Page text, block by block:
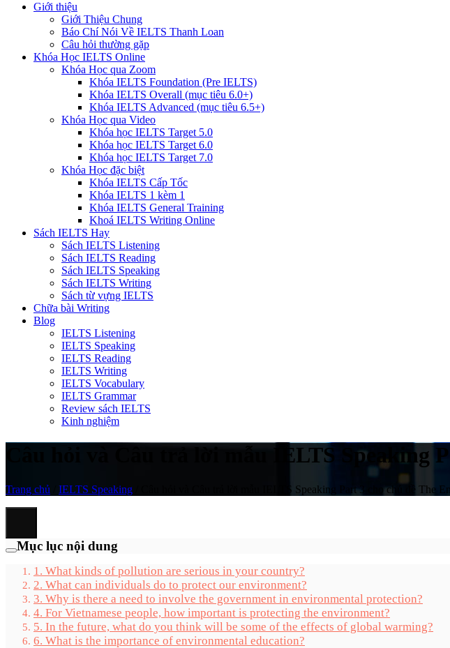
Giới thiệu
Giới Thiệu Chung
Báo Chí Nói Về IELTS Thanh Loan
Câu hỏi thường gặp
Khóa Học IELTS Online
Khóa Học qua Zoom
Khóa IELTS Foundation (Pre IELTS)
Khóa IELTS Overall (mục tiêu 6.0+)
Khóa IELTS Advanced (mục tiêu 6.5+)
Khóa Học qua Video
Khóa học IELTS Target 5.0
Khóa học IELTS Target 6.0
Khóa học IELTS Target 7.0
Khóa Học đặc biệt
Khóa IELTS Cấp Tốc
Khóa IELTS 1 kèm 1
Khóa IELTS General Training
Khoá IELTS Writing Online
Sách IELTS Hay
Sách IELTS Listening
Sách IELTS Reading
Sách IELTS Speaking
Sách IELTS Writing
Sách từ vựng IELTS
Chữa bài Writing
Blog
IELTS Listening
IELTS Speaking
IELTS Reading
IELTS Writing
IELTS Vocabulary
IELTS Grammar
Review sách IELTS
Kinh nghiệm
Câu hỏi và Câu trả lời mẫu IELTS Speaking
Trang chủ IELTS Speaking Câu hỏi và Câu trả lời mẫu IELTS Speaking Part 3 cho chủ đề The
Mục lục nội dung
1. What kinds of pollution are serious in your country?
2. What can individuals do to protect our environment?
3. Why is there a need to involve the government in environmental protection?
4. For Vietnamese people, how important is protecting the environment?
5. In the future, what do you think will be some of the effects of global warming?
6. What is the importance of environmental education?